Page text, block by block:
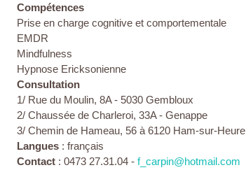
Compétences
Prise en charge cognitive et comportementale
EMDR
Mindfulness
Hypnose Ericksonienne
Consultation
1/ Rue du Moulin, 8A - 5030 Gembloux
2/ Chaussée de Charleroi, 33A - Genappe
3/ Chemin de Hameau, 56 à 6120 Ham-sur-Heure
Langues : français
Contact : 0473 27.31.04 - f_carpin@hotmail.com